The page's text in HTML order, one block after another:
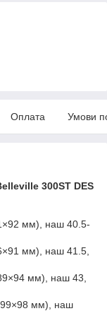
Оплата Умови
300ST DES
мм), наш 40.5-
мм), наш 41.5,
мм), наш 43,
мм), наш